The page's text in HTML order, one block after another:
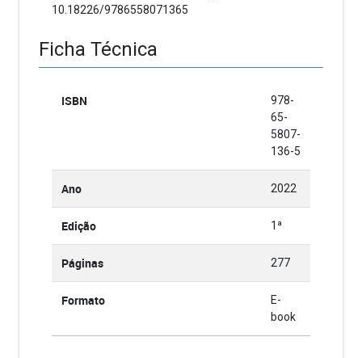
10.18226/9786558071365
Ficha Técnica
ISBN
978-
65-
5807-
136-5
Ano 2022
Edição 1ª
Páginas 277
Formato
E-
book